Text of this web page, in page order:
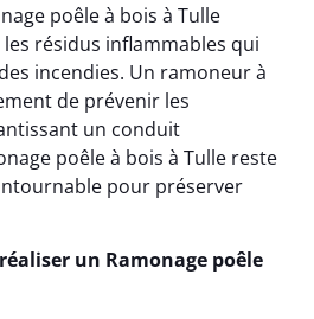
poêle à bois à Tulle
résidus inflammables qui
incendies. Un ramoneur à
de prévenir les
un conduit
poêle à bois à Tulle reste
pour préserver
un Ramonage poêle